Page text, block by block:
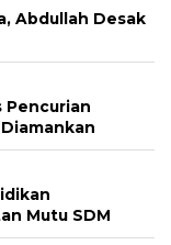
Abdullah Desak
Pencurian
Mutu SDM